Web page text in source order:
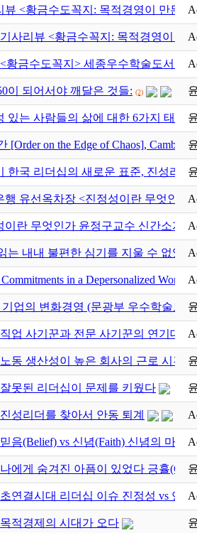
뷰 <황금수도꼭지: 목적경영이 만든
기사리뷰 <황금수꼭지: 목적경영이 만
<황금수도꼭지> 세종우수학술도서 선
이 되어서야 깨달은 것들: (2)
있는 사람들의 삶에 대한 6가지 태도 (1)
[Order on the Edge of Chaos],
한국 리더십의 새로운 표준, 진성리더
행 유선옥차장 <진정성이란 무엇인가
이란 무엇인가 윤정구교수 신간소개
는 내내 불편한 심기를 지울 수 없었다
Commitments in a Depersonalized World
기업의 변화경영 (문광부 우수학술도
직업 사기꾼과 전문 사기꾼의 연기대
노동 생산성이 높은 회사의 근로 시간
잘못된 리더십이 문제를 키웠다
진성리더를 찾아서 안동 퇴계
믿음(Belief) vs 신념(Faith) 신념의 마력
나에게 숨겨진 아픔이 있었다 긍휼
초연결시대 리더십 이슈 진정성 vs 연기
목적경제의 시대가 오다